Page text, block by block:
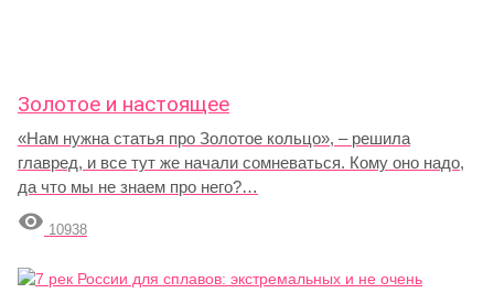
Золотое и настоящее
«Нам нужна статья про Золотое кольцо», – решила
главред, и все тут же начали сомневаться. Кому оно надо,
да что мы не знаем про него?…
 10938